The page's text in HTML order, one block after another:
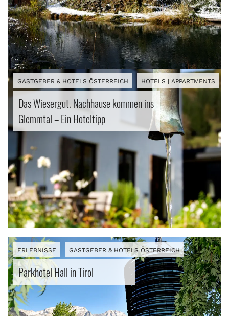
GASTGEBER & HOTELS ÖSTERREICH HOTELS | APPARTMENTS
Das Wiesergut. Nachhause kommen ins
Glemmtal – Ein Hoteltipp
ERLEBNISSE GASTGEBER & HOTELS ÖSTERREICH
Parkhotel Hall in Tirol